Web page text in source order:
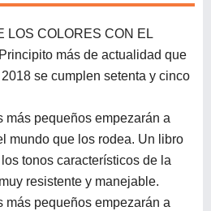
LOS COLORES CON EL
más de actualidad que
se cumplen setenta y cinco
más pequeños empezarán a
mundo que los rodea. Un libro
tonos característicos de la
resistente y manejable.
más pequeños empezarán a